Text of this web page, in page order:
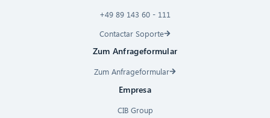
+49 89 143 60 - 111
Contactar Soporte
Zum Anfrageformular
Zum Anfrageformular
Empresa
CIB Group